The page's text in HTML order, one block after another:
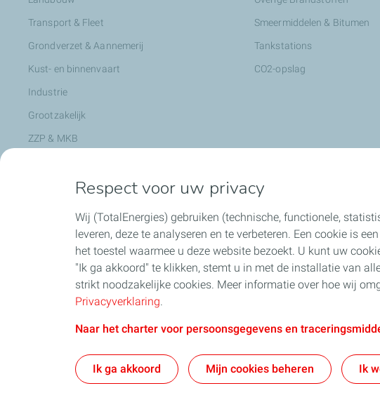
Transport & Fleet
Grondverzet & Aannemerij
Kust- en binnenvaart
Industrie
Grootzakelijk
ZZP & MKB
Smeermiddelen & Bitumen
Tankstations
CO2-opslag
Nieuws & Pers
Blogs & Klantverhalen
Evenementen
Over TotalEnergies Werken bij
Respect voor uw privacy
Wij (TotalEnergies) gebruiken (technische, functionele,
leveren, deze te analyseren en te verbeteren. Een cookie is
het toestel waarmee u deze website bezoekt. U kunt uw
"Ik ga akkoord" te klikken, stemt u in met de installatie van
strikt noodzakelijke cookies. Meer informatie over hoe wij
Privacyverklaring.
Naar het charter voor persoonsgegevens en
Ik ga akkoord Mijn cookies beheren Ik